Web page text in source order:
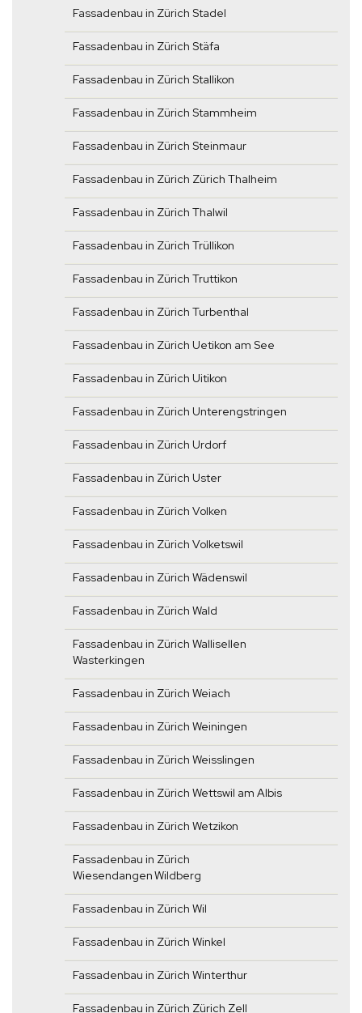
Fassadenbau in Zürich Stadel
Fassadenbau in Zürich Stäfa
Fassadenbau in Zürich Stallikon
Fassadenbau in Zürich Stammheim
Fassadenbau in Zürich Steinmaur
Fassadenbau in Zürich Zürich Thalheim
Fassadenbau in Zürich Thalwil
Fassadenbau in Zürich Trüllikon
Fassadenbau in Zürich Truttikon
Fassadenbau in Zürich Turbenthal
Fassadenbau in Zürich Uetikon am See
Fassadenbau in Zürich Uitikon
Fassadenbau in Zürich Unterengstringen
Fassadenbau in Zürich Urdorf
Fassadenbau in Zürich Uster
Fassadenbau in Zürich Volken
Fassadenbau in Zürich Volketswil
Fassadenbau in Zürich Wädenswil
Fassadenbau in Zürich Wald
Fassadenbau in Zürich Wallisellen
Wasterkingen
Fassadenbau in Zürich Weiach
Fassadenbau in Zürich Weiningen
Fassadenbau in Zürich Weisslingen
Fassadenbau in Zürich Wettswil am Albis
Fassadenbau in Zürich Wetzikon
Fassadenbau in Zürich
Wiesendangen Wildberg
Fassadenbau in Zürich Wil
Fassadenbau in Zürich Winkel
Fassadenbau in Zürich Winterthur
Fassadenbau in Zürich Zürich Zell